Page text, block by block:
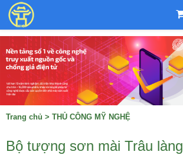
Trang chủ > THỦ CÔNG MỸ NGHỆ
Bộ tượng sơn mài Trâu làng